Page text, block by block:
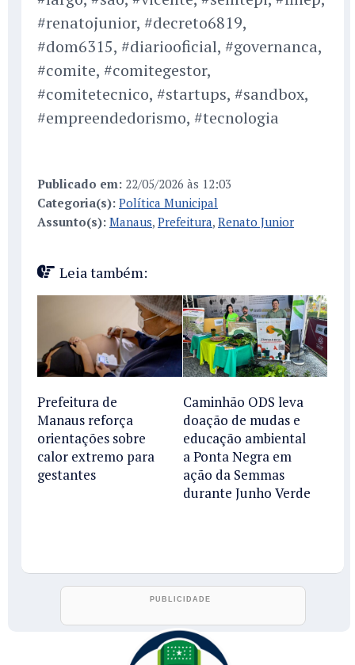
#renatojunior, #decreto6819,
#dom6315, #diariooficial, #governanca,
#comite, #comitegestor,
#comitetecnico, #startups, #sandbox,
#empreendedorismo, #tecnologia
Publicado em: 22/05/2026 às 12:03
Categoria(s): Política Municipal
Assunto(s): Manaus, Prefeitura, Renato Junior
Leia também:
Prefeitura de
Manaus reforça
orientações sobre
calor extremo para
gestantes
Caminhão ODS leva
doação de mudas e
educação ambiental
a Ponta Negra em
ação da Semmas
durante Junho Verde